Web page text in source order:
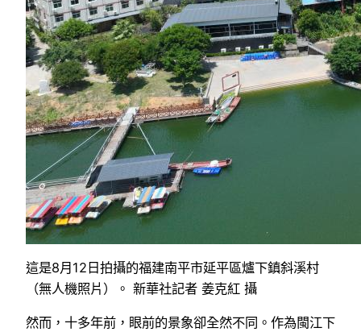
這是8月12日拍攝的福建南平市延平區爐下鎮斜溪村
（無人機照片）。 新華社記者 姜克紅 攝
然而，十多年前，眼前的景象卻全然不同。作為閩江下